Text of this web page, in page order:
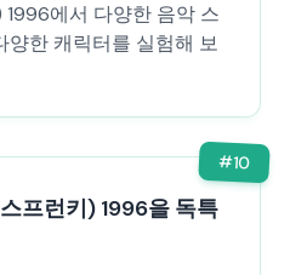
에서 다양한 음악 스
양한 캐릭터를 실험해 보
#10
프런키) 1996을 독특